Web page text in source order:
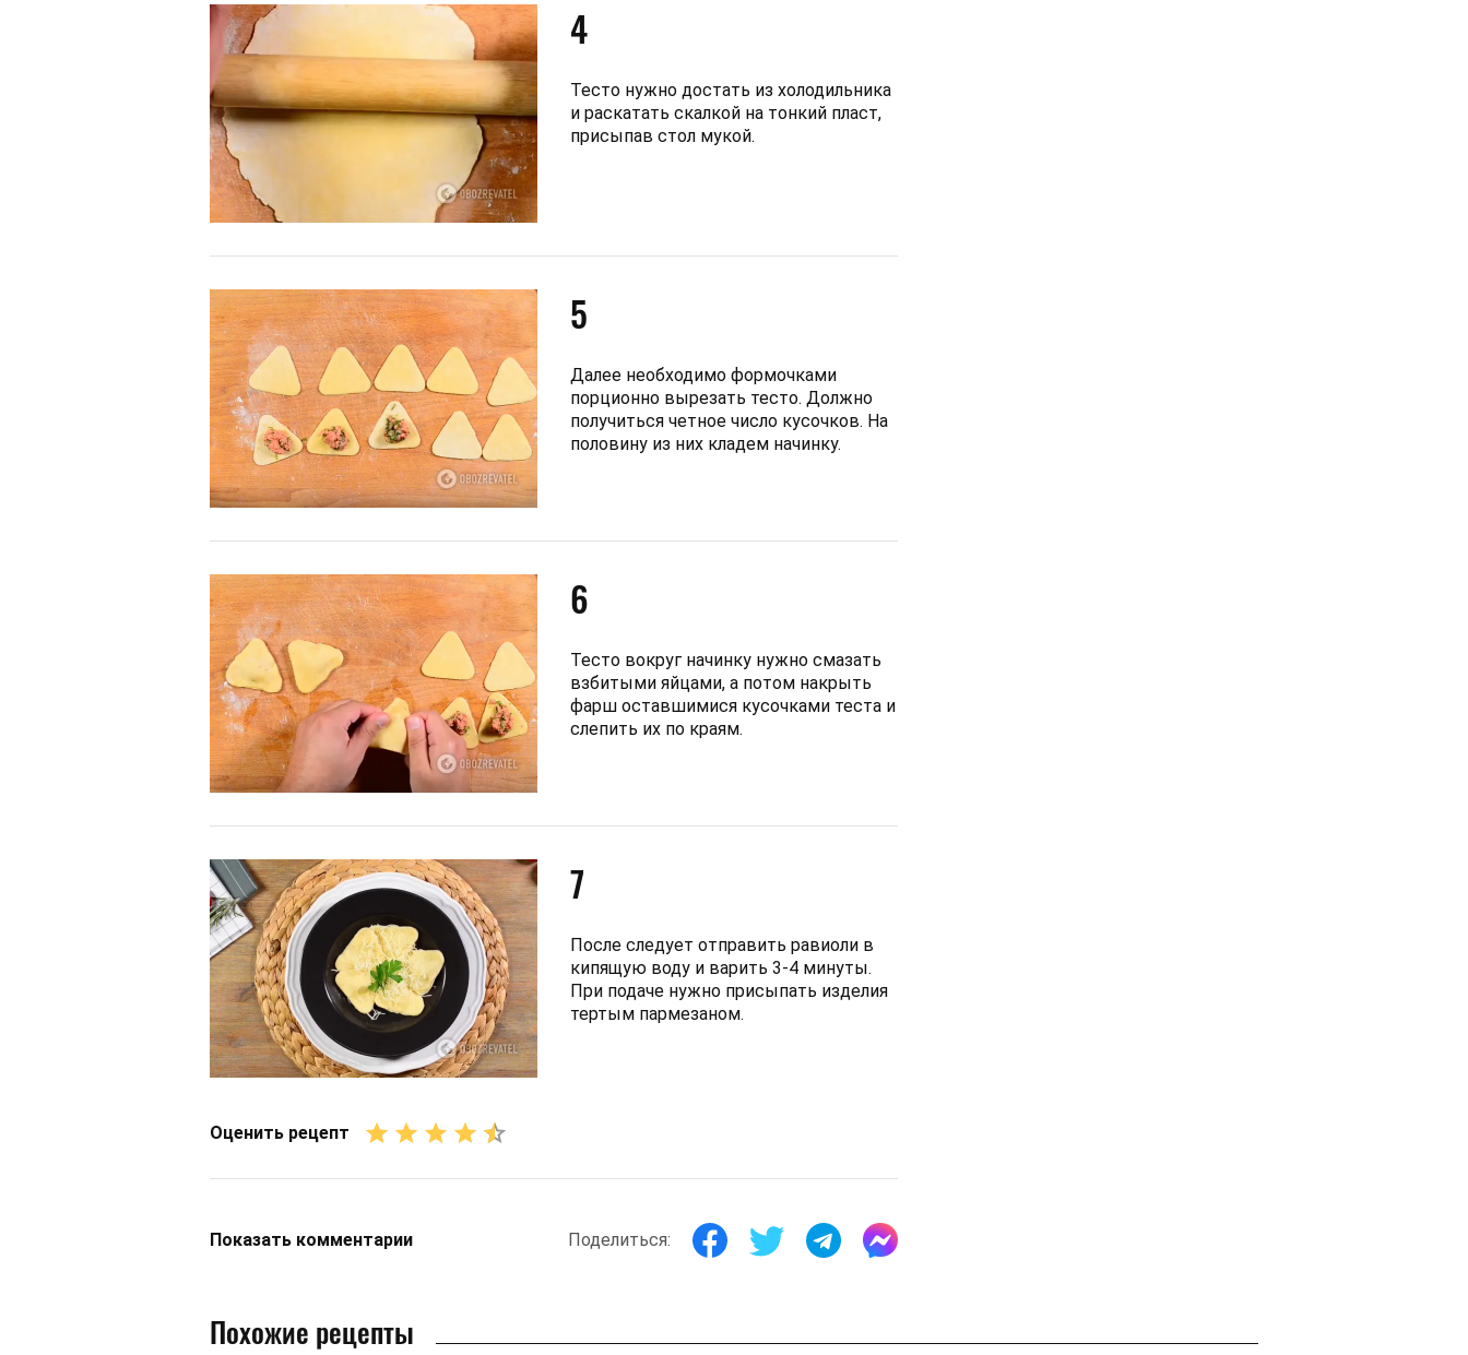
4
Тесто нужно достать из холодильника
и раскатать скалкой на тонкий пласт,
присыпав стол мукой.
5
Далее необходимо формочками
порционно вырезать тесто. Должно
получиться четное число кусочков. На
половину из них кладем начинку.
6
Тесто вокруг начинку нужно смазать
взбитыми яйцами, а потом накрыть
фарш оставшимися кусочками теста и
слепить их по краям.
7
После следует отправить равиоли в
кипящую воду и варить 3-4 минуты.
При подаче нужно присыпать изделия
тертым пармезаном.
Оценить рецепт
Показать комментарии Поделиться:
Похожие рецепты